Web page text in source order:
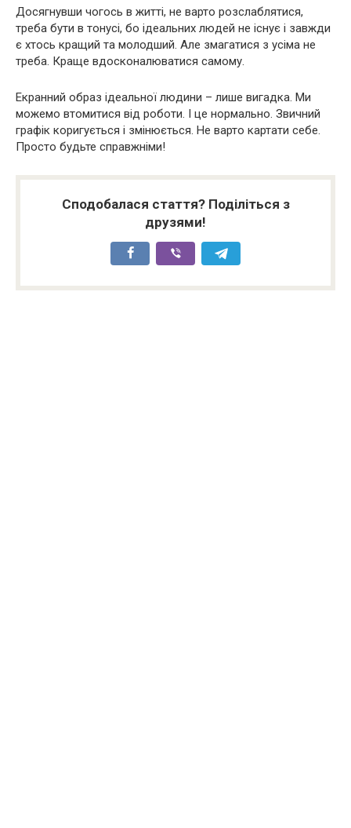
Досягнувши чогось в житті, не варто розслаблятися,
треба бути в тонусі, бо ідеальних людей не існує і завжди
є хтось кращий та молодший. Але змагатися з усіма не
треба. Краще вдосконалюватися самому.
Екранний образ ідеальної людини – лише вигадка. Ми
можемо втомитися від роботи. І це нормально. Звичний
графік коригується і змінюється. Не варто картати себе.
Просто будьте справжніми!
Сподобалася стаття? Поділіться з
друзями!